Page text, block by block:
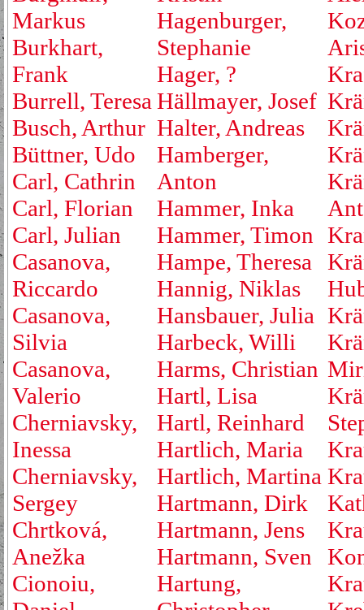
Markus
Burkhart,
Frank
Burrell, Teresa
Busch, Arthur
Büttner, Udo
Carl, Cathrin
Carl, Florian
Carl, Julian
Casanova,
Riccardo
Casanova,
Silvia
Casanova,
Valerio
Cherniavsky,
Inessa
Cherniavsky,
Sergey
Chrtková,
Anežka
Cionoiu,
Hagenburger,
Stephanie
Hager, ?
Hällmayer, Josef
Halter, Andreas
Hamberger,
Anton
Hammer, Inka
Hammer, Timon
Hampe, Theresa
Hannig, Niklas
Hansbauer, Julia
Harbeck, Willi
Harms, Christian
Hartl, Lisa
Hartl, Reinhard
Hartlich, Maria
Hartlich, Martina
Hartmann, Dirk
Hartmann, Jens
Hartmann, Sven
Hartung,